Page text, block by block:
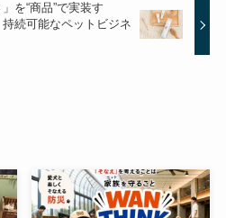
を“商品”で実装す
続可能なペットビジネ